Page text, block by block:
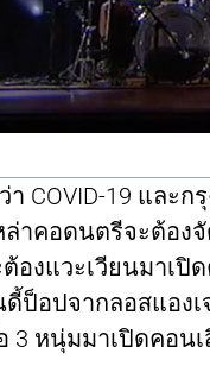
COVID-19 และก
าคอดนตรีจะต้อง
องแวะเวียนมาเ
ป็อปจากลอสแอง
3 หนุ่มมาเปิดคอน